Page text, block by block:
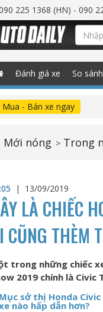
225 1368 (HN) - 090
Đánh giá xe So sánh
Mua - Bán xe ngay
Mới nóng > Trong
| 13/09/2019
LÀ CHIẾC
CŨNG THÈM
trong những chiếc
2019 chính là Civic
Mục sở thị Honda
nào hấp dẫn hơn?